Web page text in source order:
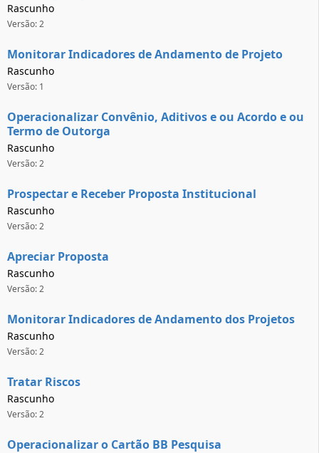
Rascunho
Versão: 2
Monitorar Indicadores de Andamento de Projeto
Rascunho
Versão: 1
Operacionalizar Convênio, Aditivos e ou Acordo e ou
Termo de Outorga
Rascunho
Versão: 2
Prospectar e Receber Proposta Institucional
Rascunho
Versão: 2
Apreciar Proposta
Rascunho
Versão: 2
Monitorar Indicadores de Andamento dos Projetos
Rascunho
Versão: 2
Tratar Riscos
Rascunho
Versão: 2
Operacionalizar o Cartão BB Pesquisa